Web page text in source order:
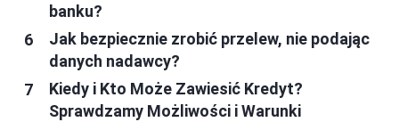
banku?
Jak bezpiecznie zrobić przelew, nie podając
danych nadawcy?
Kiedy i Kto Może Zawiesić Kredyt?
Sprawdzamy Możliwości i Warunki